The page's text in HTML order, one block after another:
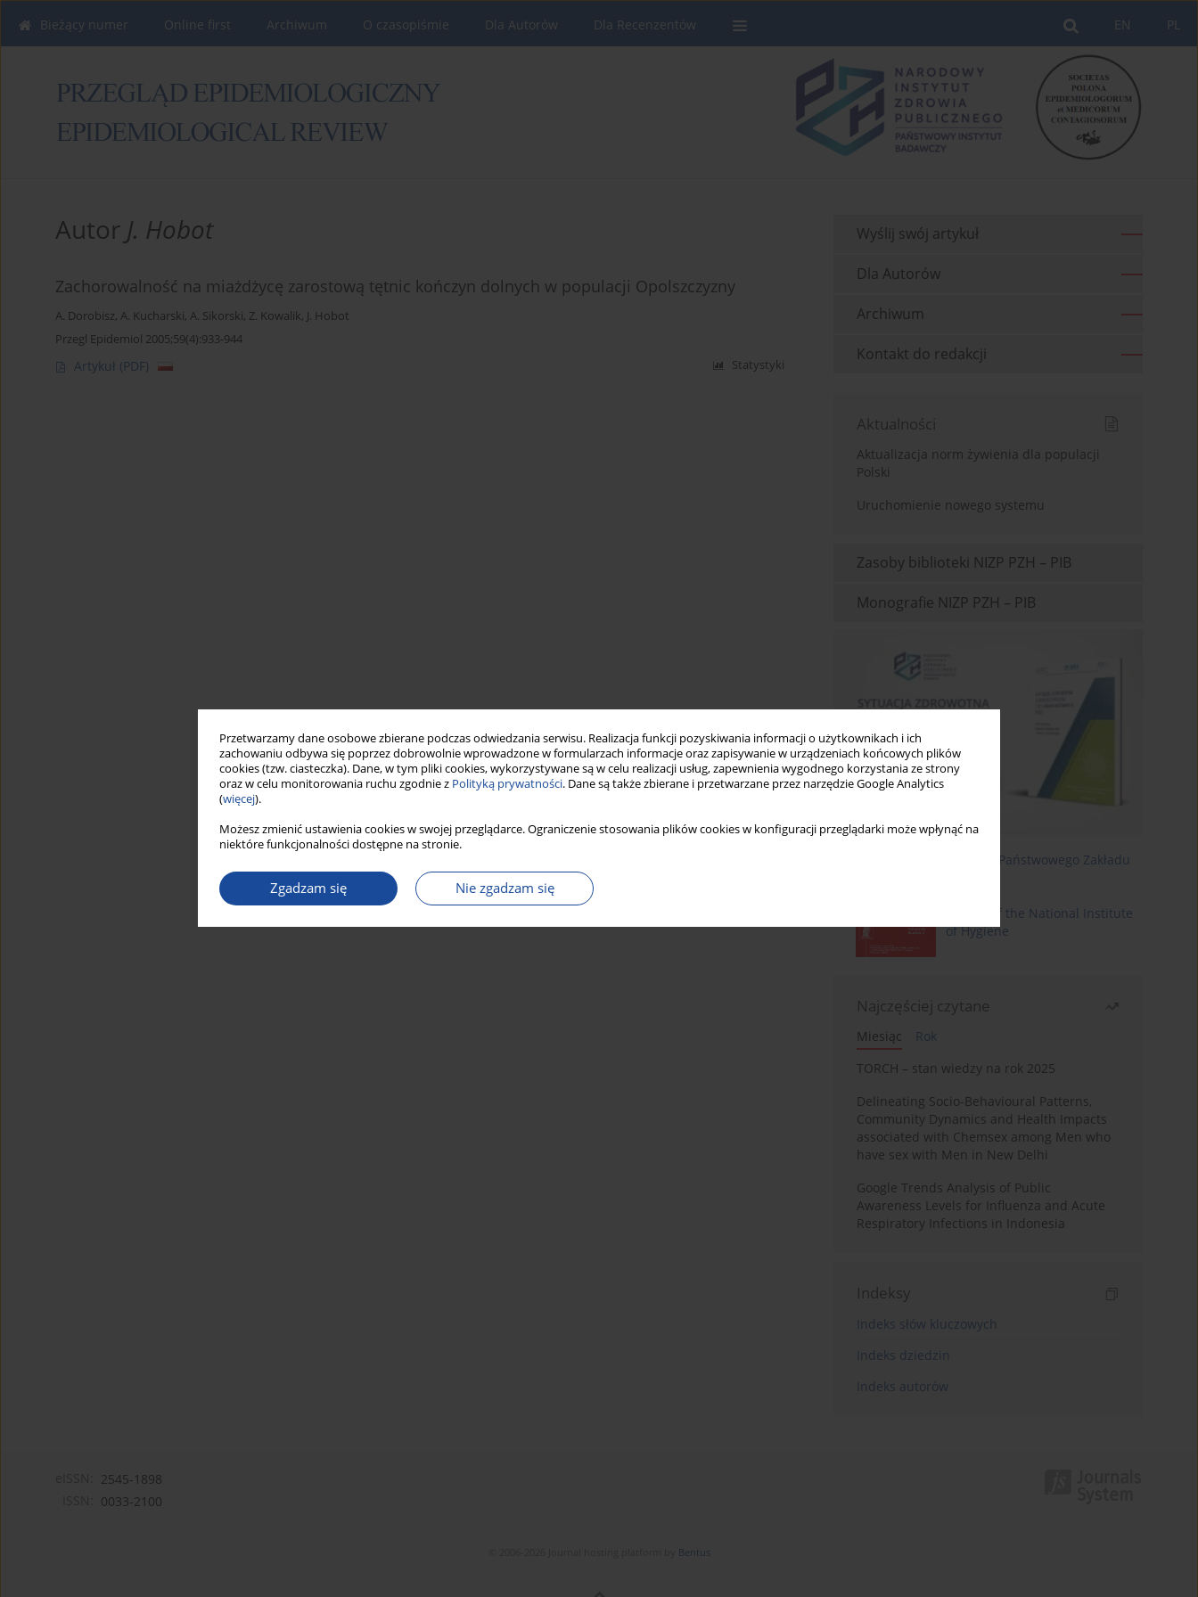
Przetwarzamy dane osobowe zbierane podczas odwiedzania serwisu. Realizacja funkcji pozyskiwania informacji o użytkownikach i ich
zachowaniu odbywa się poprzez dobrowolnie wprowadzone w formularzach informacje oraz zapisywanie w urządzeniach końcowych plików
cookies (tzw. ciasteczka). Dane, w tym pliki cookies, wykorzystywane są w celu realizacji usług, zapewnienia wygodnego korzystania ze strony
oraz w celu monitorowania ruchu zgodnie z Polityką prywatności. Dane są także zbierane i przetwarzane przez narzędzie Google Analytics
(więcej).
Możesz zmienić ustawienia cookies w swojej przeglądarce. Ograniczenie stosowania plików cookies w konfiguracji przeglądarki może wpłynąć na
niektóre funkcjonalności dostępne na stronie.
Zgadzam się Nie zgadzam się
PL
EN
Bieżący numer Online first Archiwum O czasopiśmie Dla Autorów Dla Recenzentów
Autor J. Hobot
Zachorowalność na miażdżycę zarostową tętnic kończyn dolnych w populacji Opolszczyzny
A. Dorobisz, A. Kucharski, A. Sikorski, Z. Kowalik, J. Hobot
Przegl Epidemiol 2005;59(4):933-944
Artykuł (PDF) Statystyki
Wyślij swój artykuł
Dla Autorów
Archiwum
Kontakt do redakcji
Aktualności
Aktualizacja norm żywienia dla populacji
Polski
Uruchomienie nowego systemu
Zasoby biblioteki NIZP PZH – PIB
Monografie NIZP PZH – PIB
Roczniki Państwowego Zakładu
Annals of the National Institute
of Hygiene
Najczęściej czytane
Miesiąc
Rok
TORCH – stan wiedzy na rok 2025
Delineating Socio-Behavioural Patterns,
Community Dynamics and Health Impacts
associated with Chemsex among Men who
have sex with Men in New Delhi
Google Trends Analysis of Public
Awareness Levels for Influenza and Acute
Respiratory Infections in Indonesia
Indeksy
Indeks słów kluczowych
Indeks dziedzin
Indeks autorów
2545-1898
0033-2100
Bentus